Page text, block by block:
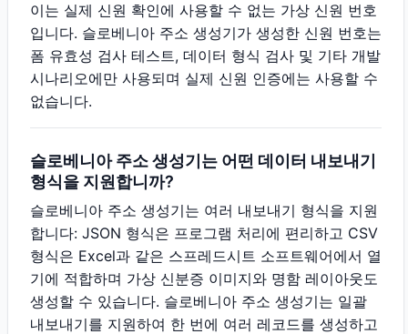
이는 실제 신원 확인에 사용할 수 없는 가상 신원 번호
입니다. 슬로베니아 주소 생성기가 생성한 신원 번호는
폼 유효성 검사 테스트, 데이터 형식 검사 및 기타 개발
시나리오에만 사용되며 실제 신원 인증에는 사용할 수
없습니다.
슬로베니아 주소 생성기는 어떤 데이터 내보내기
형식을 지원합니까?
슬로베니아 주소 생성기는 여러 내보내기 형식을 지원
합니다: JSON 형식은 프로그램 처리에 편리하고 CSV
형식은 Excel과 같은 스프레드시트 소프트웨어에서 열
기에 적합하며 가상 신분증 이미지와 명함 레이아웃도
생성할 수 있습니다. 슬로베니아 주소 생성기는 일괄
내보내기를 지원하여 한 번에 여러 레코드를 생성하고